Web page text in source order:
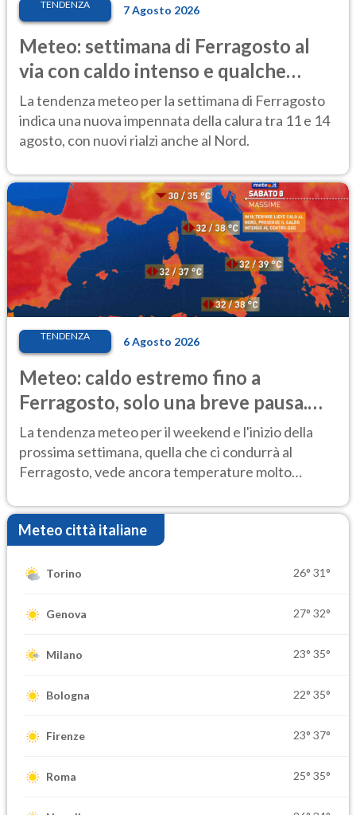
TENDENZA 7 Agosto 2026
Meteo: settimana di Ferragosto al
via con caldo intenso e qualche
temporale
La tendenza meteo per la settimana di Ferragosto
indica una nuova impennata della calura tra 11 e 14
agosto, con nuovi rialzi anche al Nord.
TENDENZA 6 Agosto 2026
Meteo: caldo estremo fino a
Ferragosto, solo una breve pausa.
Ecco dove
La tendenza meteo per il weekend e l'inizio della
prossima settimana, quella che ci condurrà al
Ferragosto, vede ancora temperature molto
Meteo città italiane
Torino 26° 31°
Genova 27° 32°
Milano 23° 35°
Bologna 22° 35°
Firenze 23° 37°
Roma 25° 35°